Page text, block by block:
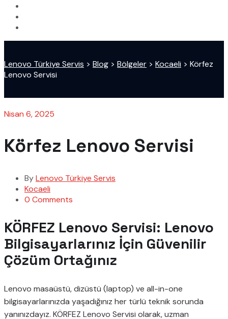
Lenovo Türkiye Servis > Blog > Bölgeler > Kocaeli > Körfez
Lenovo Servisi
Nisan 6, 2025
Körfez Lenovo Servisi
ByLenovo Türkiye Servis
Kocaeli
0 Comments
KÖRFEZ Lenovo Servisi: Lenovo
Bilgisayarlarınız İçin Güvenilir
Çözüm Ortağınız
Lenovo masaüstü, dizüstü (laptop) ve all-in-one
bilgisayarlarınızda yaşadığınız her türlü teknik sorunda
yanınızdayız. KÖRFEZ Lenovo Servisi olarak, uzman